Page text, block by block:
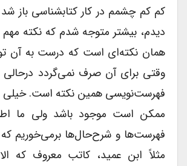
کم کم چشمم در کار کتابشناسى باز شد
دیدم، بیشتر متوجه شدم که نکته مهم
همان نکته‌ای است که درست به آن
وقتى براى آن صرف نمی‌گردد درحالى
فهرست‌نویسی همین نکته است. خیلى از
ممکن است موجود باشد ولى ما اطلاع
فهرست‌ها و شرح‌حال‌ها برمی‌خوریم
مثلاً ابن عمید، کاتب معروف که